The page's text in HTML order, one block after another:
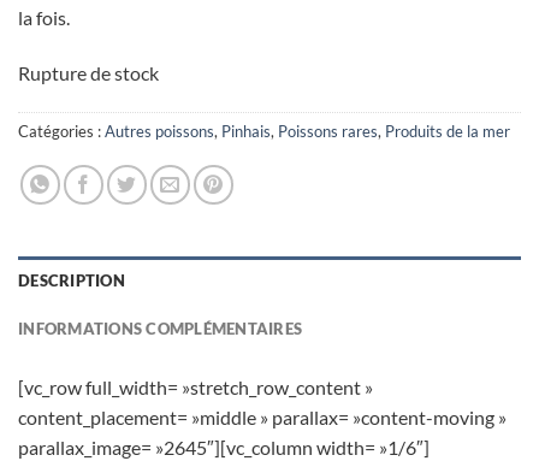
la fois.
Rupture de stock
Catégories :Autres poissons, Pinhais, Poissons rares, Produits de la mer
DESCRIPTION
INFORMATIONS COMPLÉMENTAIRES
[vc_row full_width= »stretch_row_content »
content_placement= »middle » parallax= »content-moving »
parallax_image= »2645″][vc_column width= »1/6″]